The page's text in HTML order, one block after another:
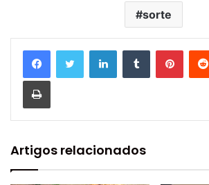
sorte
Artigos relacionados